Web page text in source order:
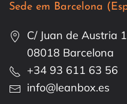
Sede em Barcelona
C/ Juan de Austria
08018 Barcelona
+34 93 611 63 56
info@leanbox.es